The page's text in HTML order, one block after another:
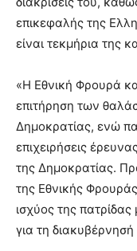
επικεφαλής της
είναι τεκμήρια της
«Η Εθνική Φρουρά
επιτήρηση των
Δημοκρατίας, ενώ
επιχειρήσεις
της Δημοκρατίας.
της Εθνικής
ισχύος της
για τη